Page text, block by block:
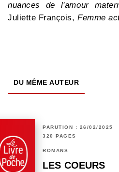
nuances de l'amour
Juliette François,Femme
DU MÊME AUTEUR
PARUTION : 26/02/2025
320 PAGES
ROMANS
LES COEURS